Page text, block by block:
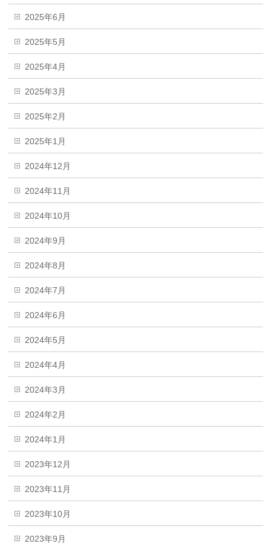
2025年6月
2025年5月
2025年4月
2025年3月
2025年2月
2025年1月
2024年12月
2024年11月
2024年10月
2024年9月
2024年8月
2024年7月
2024年6月
2024年5月
2024年4月
2024年3月
2024年2月
2024年1月
2023年12月
2023年11月
2023年10月
2023年9月